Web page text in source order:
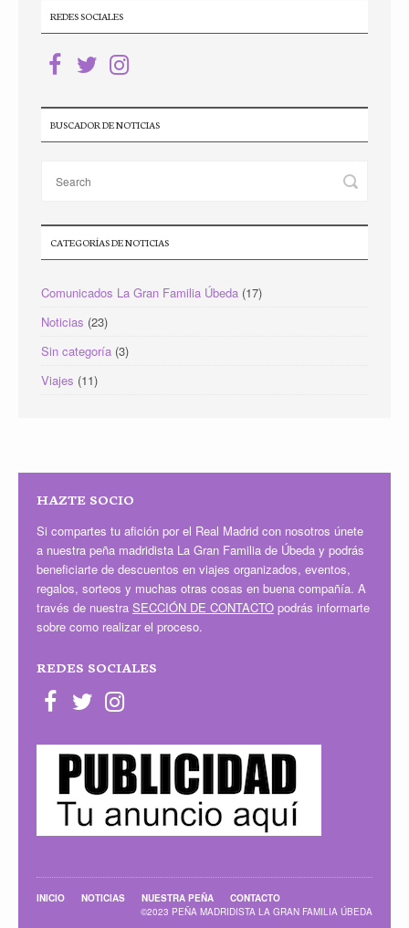
REDES SOCIALES
BUSCADOR DE NOTICIAS
CATEGORÍAS DE NOTICIAS
Comunicados La Gran Familia Úbeda (17)
Noticias (23)
Sin categoría (3)
Viajes (11)
HAZTE SOCIO
Si compartes tu afición por el Real Madrid con nosotros únete
a nuestra peña madridista La Gran Familia de Úbeda y podrás
beneficiarte de descuentos en viajes organizados, eventos,
regalos, sorteos y muchas otras cosas en buena compañía. A
través de nuestra SECCIÓN DE CONTACTO podrás informarte
sobre como realizar el proceso.
REDES SOCIALES
INICIO NOTICIAS NUESTRA PEÑA
CONTACTO
©2023 PEÑA MADRIDISTA LA GRAN FAMILIA ÚBEDA